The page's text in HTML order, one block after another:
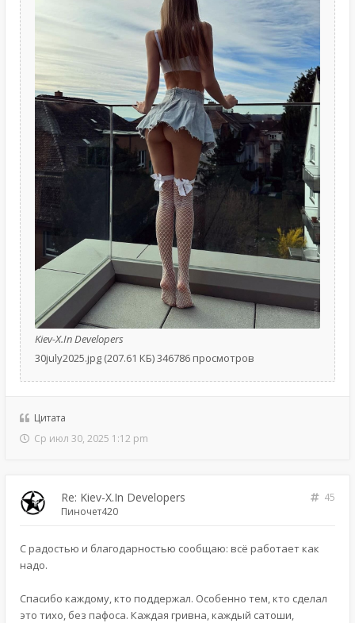
Kiev-X.In Developers
30july2025.jpg (207.61 КБ) 346786 просмотров
Цитата
Ср июл 30, 2025 1:12 pm
Re: Kiev-X.In Developers
45
Пиночет420
С радостью и благодарностью сообщаю: всё работает как
надо.
Спасибо каждому, кто поддержал. Особенно тем, кто сделал
это тихо, без пафоса. Каждая гривна, каждый сатоши,